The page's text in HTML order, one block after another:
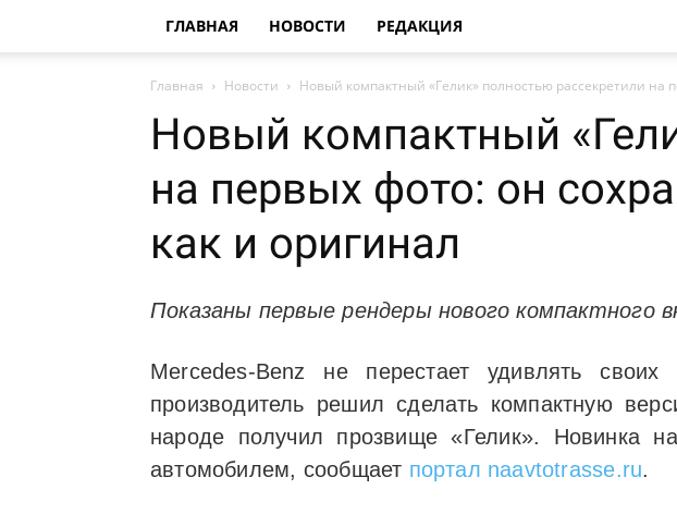
ГЛАВНАЯ НОВОСТИ РЕДАКЦИЯ
Главная Новости Новый компактный «Гелик» полностью рассекретили на
Новый компактный
на первых фото: он
как и оригинал
Показаны первые рендеры нового компактного
Mercedes-Benz не перестает удивлять
производитель решил сделать компактную
народе получил прозвище «Гелик». Новинка
автомобилем, сообщает портал naavtotrasse.ru.